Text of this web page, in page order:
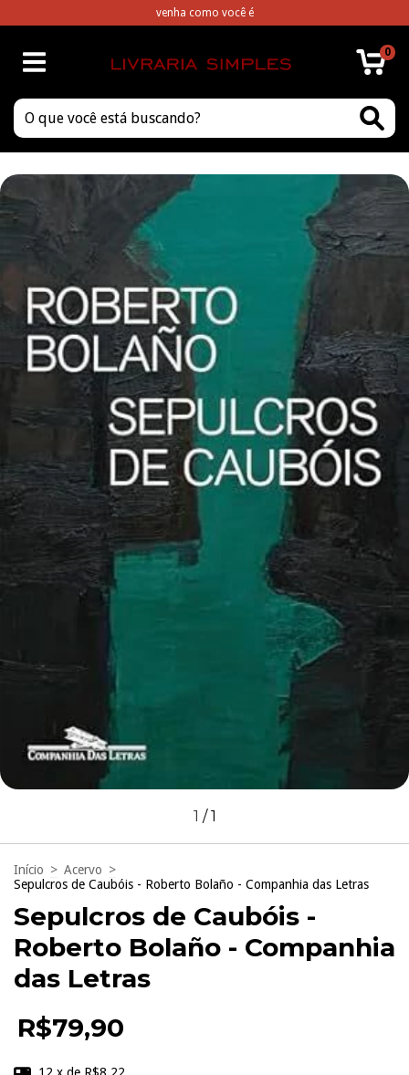
venha como você é
0
1 /1
Início > Acervo >
Sepulcros de Caubóis - Roberto Bolaño - Companhia das Letras
Sepulcros de Caubóis -
Roberto Bolaño - Companhia
das Letras
R$79,90
12 x de R$8,22